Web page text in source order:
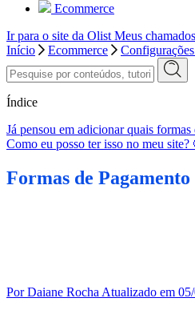
Ecommerce
Ir para o site da Olist Meus chamados
Início
Ecommerce
Índice
Já pensou em adicionar quais
Como eu posso ter isso no meu site?
Formas de
Por Daiane Rocha Atualizado em